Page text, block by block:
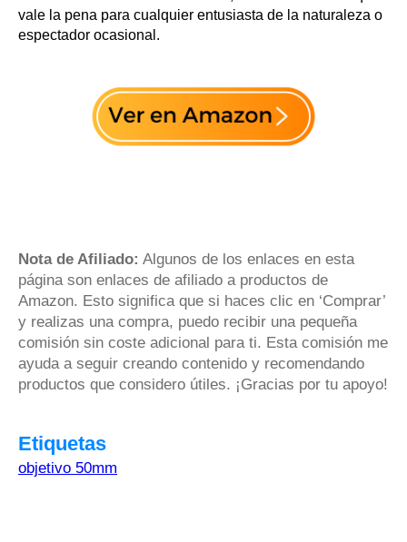
vale la pena para cualquier entusiasta de la naturaleza o
espectador ocasional.
Nota de Afiliado: Algunos de los enlaces en esta
página son enlaces de afiliado a productos de
Amazon. Esto significa que si haces clic en ‘Comprar’
y realizas una compra, puedo recibir una pequeña
comisión sin coste adicional para ti. Esta comisión me
ayuda a seguir creando contenido y recomendando
productos que considero útiles. ¡Gracias por tu apoyo!
Etiquetas
objetivo 50mm